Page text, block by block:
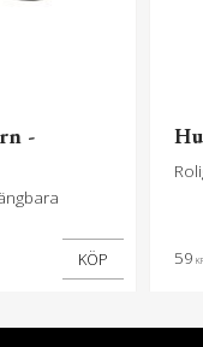
-
KÖP 59